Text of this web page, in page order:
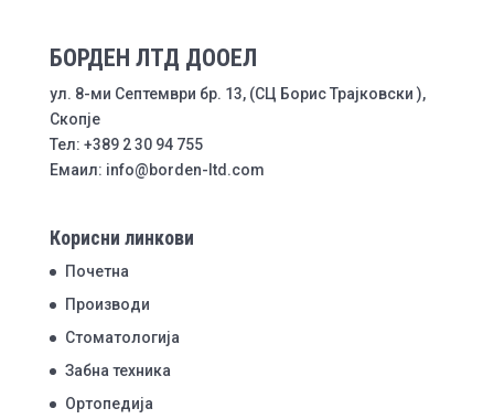
БОРДЕН ЛТД ДООЕЛ
ул. 8-ми Септември бр. 13, (СЦ Борис Трајковски ),
Скопје
Тел: +389 2 30 94 755
Емаил: info@borden-ltd.com
Корисни линкови
Почетна
Производи
Стоматологија
Забна техника
Ортопедија